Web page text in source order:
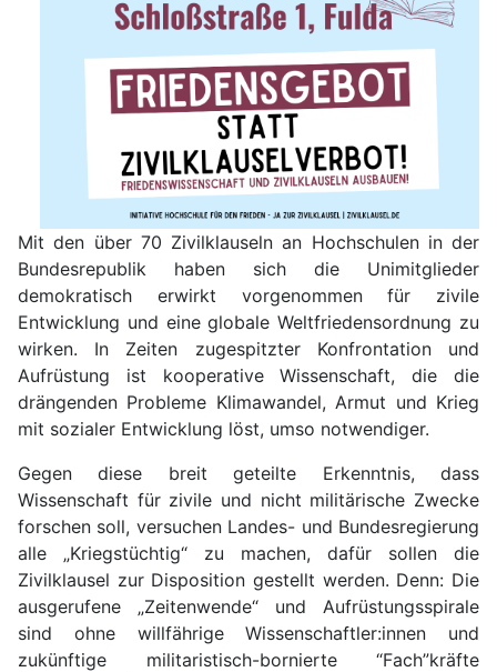
Mit den über 70 Zivilklauseln an Hochschulen in der
Bundesrepublik haben sich die Unimitglieder
demokratisch erwirkt vorgenommen für zivile
Entwicklung und eine globale Weltfriedensordnung zu
wirken. In Zeiten zugespitzter Konfrontation und
Aufrüstung ist kooperative Wissenschaft, die die
drängenden Probleme Klimawandel, Armut und Krieg
mit sozialer Entwicklung löst, umso notwendiger.
Gegen diese breit geteilte Erkenntnis, dass
Wissenschaft für zivile und nicht militärische Zwecke
forschen soll, versuchen Landes- und Bundesregierung
alle „Kriegstüchtig“ zu machen, dafür sollen die
Zivilklausel zur Disposition gestellt werden. Denn: Die
ausgerufene „Zeitenwende“ und Aufrüstungsspirale
sind ohne willfährige Wissenschaftler:innen und
zukünftige militaristisch-bornierte “Fach”kräfte